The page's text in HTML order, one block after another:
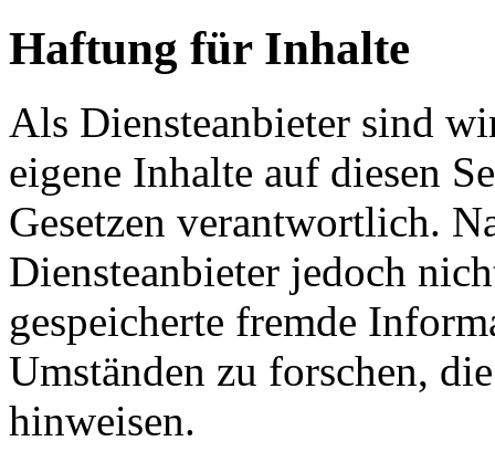
Haftung für Inhalte
Als Diensteanbieter sind
eigene Inhalte auf diesen
Gesetzen verantwortlich.
Diensteanbieter jedoch
gespeicherte fremde
Umständen zu forschen,
hinweisen.